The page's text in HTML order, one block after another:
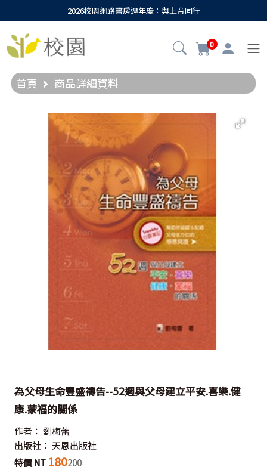
2026校園網路書房週年慶：與上帝同行
0
首頁 商品詳細資料
為父母生命豐盛禱告--52週與父母建立平安.喜樂.健
康.蒙福的關係
作者： 劉梅蕾
出版社： 天恩出版社
特價 NT 180200